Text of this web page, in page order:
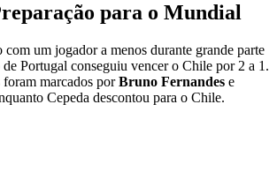
para o Mundial
com um jogador a menos durante grande parte
de Portugal conseguiu vencer o Chile por 2 a 1.
marcados porBruno Fernandes e
Cepeda descontou para o Chile.